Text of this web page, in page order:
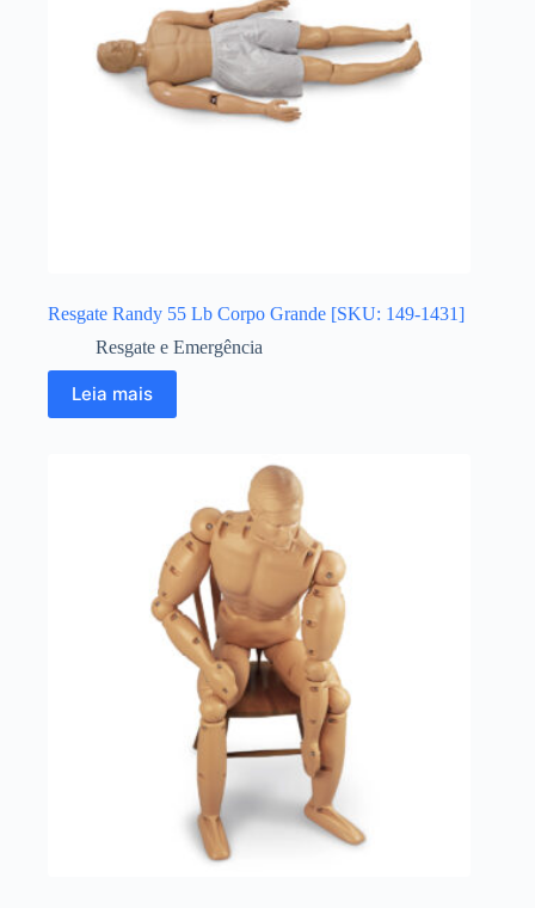
Resgate Randy 55 Lb Corpo Grande [SKU: 149-1431]
Resgate e Emergência
Leia mais